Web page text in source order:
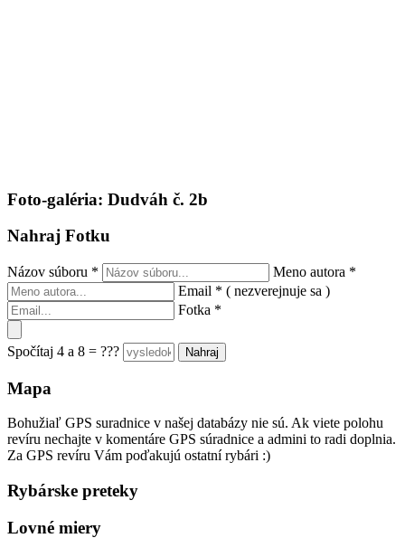
Foto-galéria: Dudváh č. 2b
Nahraj Fotku
Názov súboru * Meno autora *
Email * ( nezverejnuje sa )
Fotka *
Spočítaj 4 a 8 = ???
Mapa
Bohužiaľ GPS suradnice v našej databázy nie sú. Ak viete polohu
revíru nechajte v komentáre GPS súradnice a admini to radi doplnia.
Za GPS revíru Vám poďakujú ostatní rybári :)
Rybárske preteky
Lovné miery